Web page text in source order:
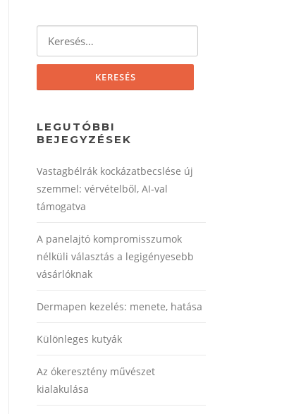
LEGUTÓBBI
BEJEGYZÉSEK
Vastagbélrák kockázatbecslése új
szemmel: vérvételből, AI‑val
támogatva
A panelajtó kompromisszumok
nélküli választás a legigényesebb
vásárlóknak
Dermapen kezelés: menete, hatása
Különleges kutyák
Az ókeresztény művészet
kialakulása